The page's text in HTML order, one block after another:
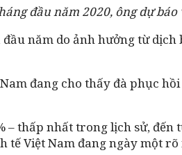
đầu năm 2020, ông dự
năm do ảnh hưởng từ
đang cho thấy đà phục
– thấp nhất trong lịch sử,
Việt Nam đang ngày một